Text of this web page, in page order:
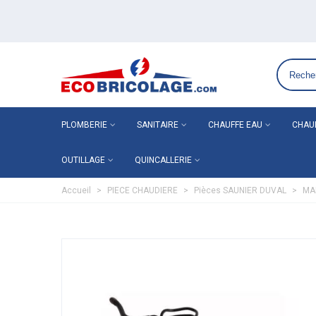
PLOMBERIE SANITAIRE CHAUFFE EAU
OUTILLAGE QUINCALLERIE
Accueil > PIECE CHAUDIERE > Pièces SAUNIER DUVAL >